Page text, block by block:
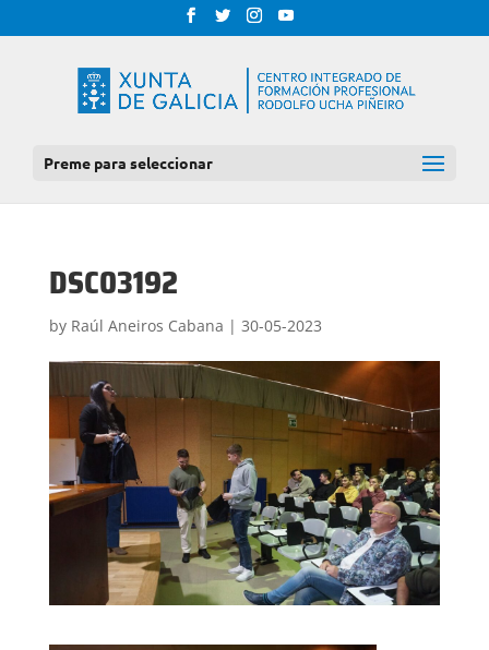
Preme para seleccionar
DSC03192
by Raúl Aneiros Cabana | 30-05-2023